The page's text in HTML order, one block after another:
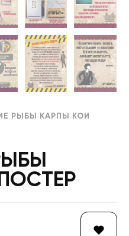
РЫБЫ КАРПЫ КОИ